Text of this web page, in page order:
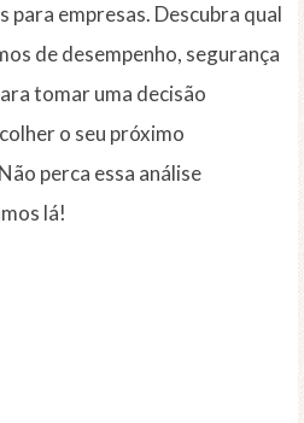
para empresas. Descubra qual
de desempenho, segurança
tomar uma decisão
o seu próximo
perca essa análise
lá!